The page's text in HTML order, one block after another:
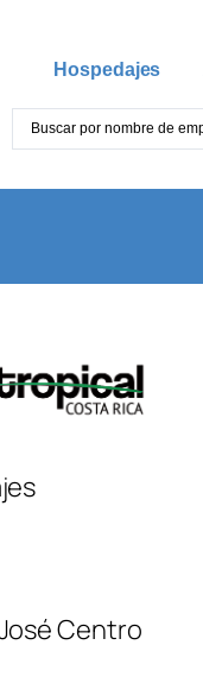
Hospedajes
Centro